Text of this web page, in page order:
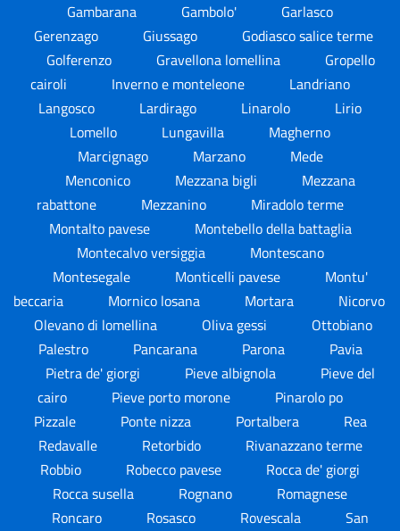
Gambarana
Gambolo'
Garlasco
Gerenzago
Giussago
Godiasco salice terme
Golferenzo
Gravellona lomellina
Gropello
cairoli
Inverno e monteleone
Landriano
Langosco
Lardirago Linarolo
Lirio
Lomello
Lungavilla
Magherno
Marcignago
Marzano
Mede
Menconico
Mezzana bigli
Mezzana
rabattone
Mezzanino
Miradolo terme
Montalto pavese
Montebello della battaglia
Montecalvo versiggia
Montescano
Montesegale
Monticelli pavese
Montu'
beccaria
Mornico losana Mortara
Nicorvo
Olevano di lomellina
Oliva gessi
Ottobiano
Palestro
Pancarana Parona
Pavia
Pietra de' giorgi
Pieve albignola
Pieve del
cairo
Pieve porto morone
Pinarolo po
Pizzale
Ponte nizza Portalbera
Rea
Redavalle
Retorbido
Rivanazzano terme
Robbio
Robecco pavese
Rocca de' giorgi
Rocca susella
Rognano
Romagnese
Roncaro
Rosasco Rovescala
San